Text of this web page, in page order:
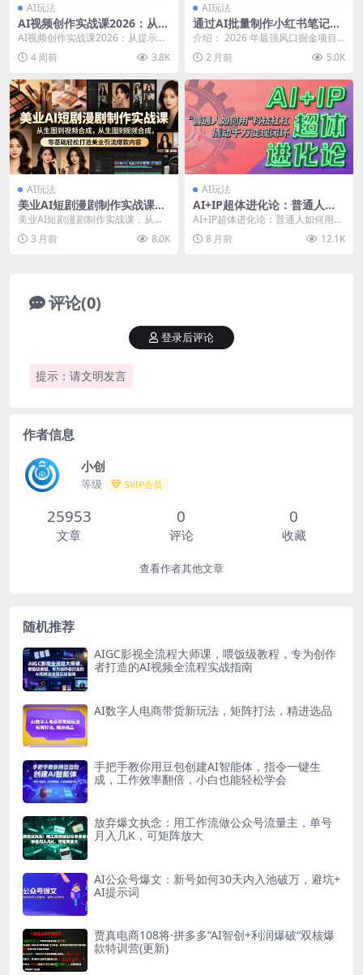
AI玩法
AI视频创作实战课2026：从提
示词到电影级AI短片，掌握图
片生成、视频制作与高级特效
全流程
AI视频创作实战课2026：从提示词
到电影级AI短片，掌握图片生成、
视频制作与高...
4 周前 3.8K
AI玩法
通过AI批量制作小红书笔记，
挂载商品，轻松日入500+
介绍： 2026 年最强风口掘金项目
来了 —— 小红书 AI 虚拟电商！全
程 A...2 月前 5.0K
AI玩法
美业AI短剧漫剧制作实战课，
从生图到视频合成，零基础轻
松打造美业引流爆款内容
美业AI短剧漫剧制作实战课，从生
图到视频合成，零基础轻松打造美
业引流爆款内容 课...
3 月前 8.0K
AI玩法
AI+IP超体进化论：普通人如
何用“科技杠杆”撬动千万变现
闭环？
AI+IP超体进化论：普通人如何用
“科技杠杆”撬动千万变现闭环？ 课
程内容： 0...
8 月前 12.1K
评论(0)
提示：请文明发言
登录后评论
作者信息
小创
等级 SVIP会员
25953
文章
0
评论
0
收藏
查看作者其他文章
随机推荐
AIGC影视全流程大师课，喂饭级教程，专为创作
者打造的AI视频全流程实战指南
AI数字人电商带货新玩法，矩阵打法，精进选品
手把手教你用豆包创建AI智能体，指令一键生
成，工作效率翻倍，小白也能轻松学会
放弃爆文执念：用工作流做公众号流量主，单号
月入几K，可矩阵放大
AI公众号爆文：新号如何30天内入池破万，避坑+
AI提示词
贾真电商108将·拼多多“AI智创+利润爆破“双核爆
款特训营(更新)